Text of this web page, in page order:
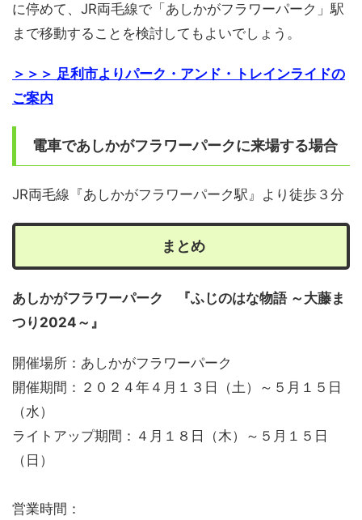
に停めて、JR両毛線で「あしかがフラワーパーク」駅
まで移動することを検討してもよいでしょう。
＞＞＞ 足利市よりパーク・アンド・トレインライドの
ご案内
電車であしかがフラワーパークに来場する場合
JR両毛線『あしかがフラワーパーク駅』より徒歩３分
まとめ
あしかがフラワーパーク 『ふじのはな物語 ～大藤ま
つり2024～』
開催場所：あしかがフラワーパーク
開催期間：２０２４年４月１３日（土）～５月１５日
（水）
ライトアップ期間：４月１８日（木）～５月１５日
（日）
営業時間：